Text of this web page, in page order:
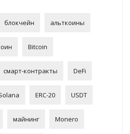
блокчейн альткоины
Bitcoin
смарт-контракты DeFi
ERC-20 USDT
майнинг Monero